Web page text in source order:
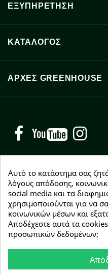
ΕΞΥΠΗΡΕΤΗΣΗ
ΚΑΤΑΛΟΓΟΣ
ΑΡΧΈΣ GREENHOUSE
Facebook YouTube
NEWSLETTER
Εγγραφείτε δωρεάν και
λάβετε τα νέα μας γύρω
και νέα προϊόντα.
Συμφωνώ με τους
Αυτό το κατάστημα σας
λόγους απόδοσης,
social media και τα
χρησιμοποιούνται για να
κοινωνικών μέσων και
Αποδέχεστε αυτά τα
προσωπικών δεδομένων;